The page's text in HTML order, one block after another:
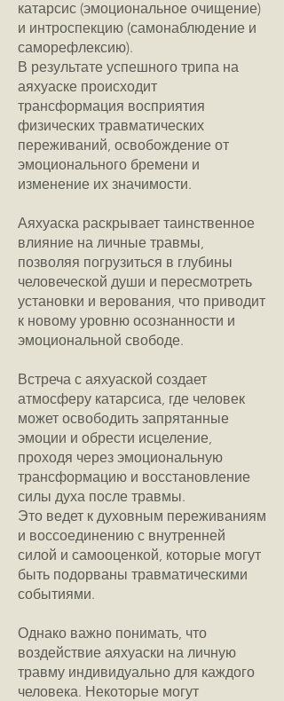
катарсис (эмоциональное очищение)
и интроспекцию (самонаблюдение и
саморефлексию).
В результате успешного трипа на
аяхуаске происходит
трансформация восприятия
физических травматических
переживаний, освобождение от
эмоционального бремени и
изменение их значимости.
Аяхуаска раскрывает таинственное
влияние на личные травмы,
позволяя погрузиться в глубины
человеческой души и пересмотреть
установки и верования, что приводит
к новому уровню осознанности и
эмоциональной свободе.
Встреча с аяхуаской создает
атмосферу катарсиса, где человек
может освободить запрятанные
эмоции и обрести исцеление,
проходя через эмоциональную
трансформацию и восстановление
силы духа после травмы.
Это ведет к духовным переживаниям
и воссоединению с внутренней
силой и самооценкой, которые могут
быть подорваны травматическими
событиями.
Однако важно понимать, что
воздействие аяхуаски на личную
травму индивидуально для каждого
человека. Некоторые могут